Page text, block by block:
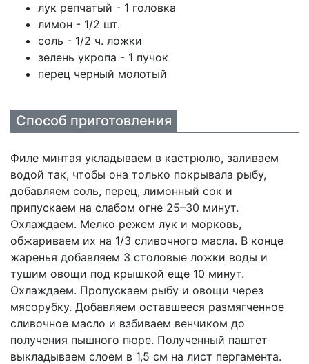
лук репчатый - 1 головка
лимон - 1/2 шт.
соль - 1/2 ч. ложки
зелень укропа - 1 пучок
перец черный молотый
Способ приготовления
Филе минтая укладываем в кастрюлю, заливаем
водой так, чтобы она только покрывала рыбу,
добавляем соль, перец, лимонный сок и
припускаем на слабом огне 25–30 минут.
Охлаждаем. Мелко режем лук и морковь,
обжариваем их на 1/3 сливочного масла. В конце
жаренья добавляем 3 столовые ложки воды и
тушим овощи под крышкой еще 10 минут.
Охлаждаем. Пропускаем рыбу и овощи через
мясорубку. Добавляем оставшееся размягченное
сливочное масло и взбиваем венчиком до
получения пышного пюре. Полученный паштет
выкладываем слоем в 1,5 см на лист пергамента.